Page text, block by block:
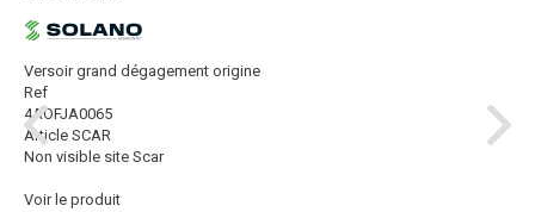
Versoir grand dégagement origine
Ref
4AOFJA0065
Article SCAR
Non visible site Scar
Voir le produit